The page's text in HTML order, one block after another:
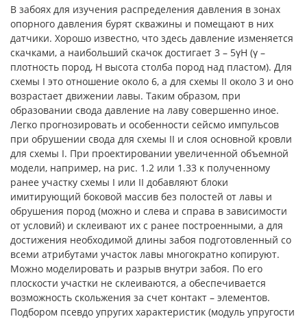
В забоях для изучения распределения давления в зонах
опорного давления бурят скважины и помещают в них
датчики. Хорошо известно, что здесь давление изменяется
скачками, а наибольший скачок достигает 3 – 5γH (γ –
плотность пород, H высота столба пород над пластом). Для
схемы I это отношение около 6, а для схемы II около 3 и оно
возрастает движении лавы. Таким образом, при
образовании свода давление на лаву совершенно иное.
Легко прогнозировать и особенности сейсмо импульсов
при обрушении свода для схемы II и слоя основной кровли
для схемы I. При проектировании увеличенной объемной
модели, например, на рис. 1.2 или 1.33 к полученному
ранее участку схемы I или II добавляют блоки
имитирующий боковой массив без полостей от лавы и
обрушения пород (можно и слева и справа в зависимости
от условий) и склеивают их с ранее построенными, а для
достижения необходимой длины забоя подготовленный со
всеми атрибутами участок лавы многократно копируют.
Можно моделировать и разрыв внутри забоя. По его
плоскости участки не склеиваются, а обеспечивается
возможность скольжения за счет контакт – элементов.
Подбором псевдо упругих характеристик (модуль упругости